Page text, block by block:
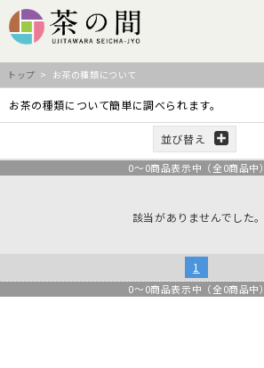
トップ > お茶の種類について
お茶の種類について簡単に調べられます。
並び替え
0～0商品表示中（全0商品中）
該当がありませんでした。
1
0～0商品表示中（全0商品中）